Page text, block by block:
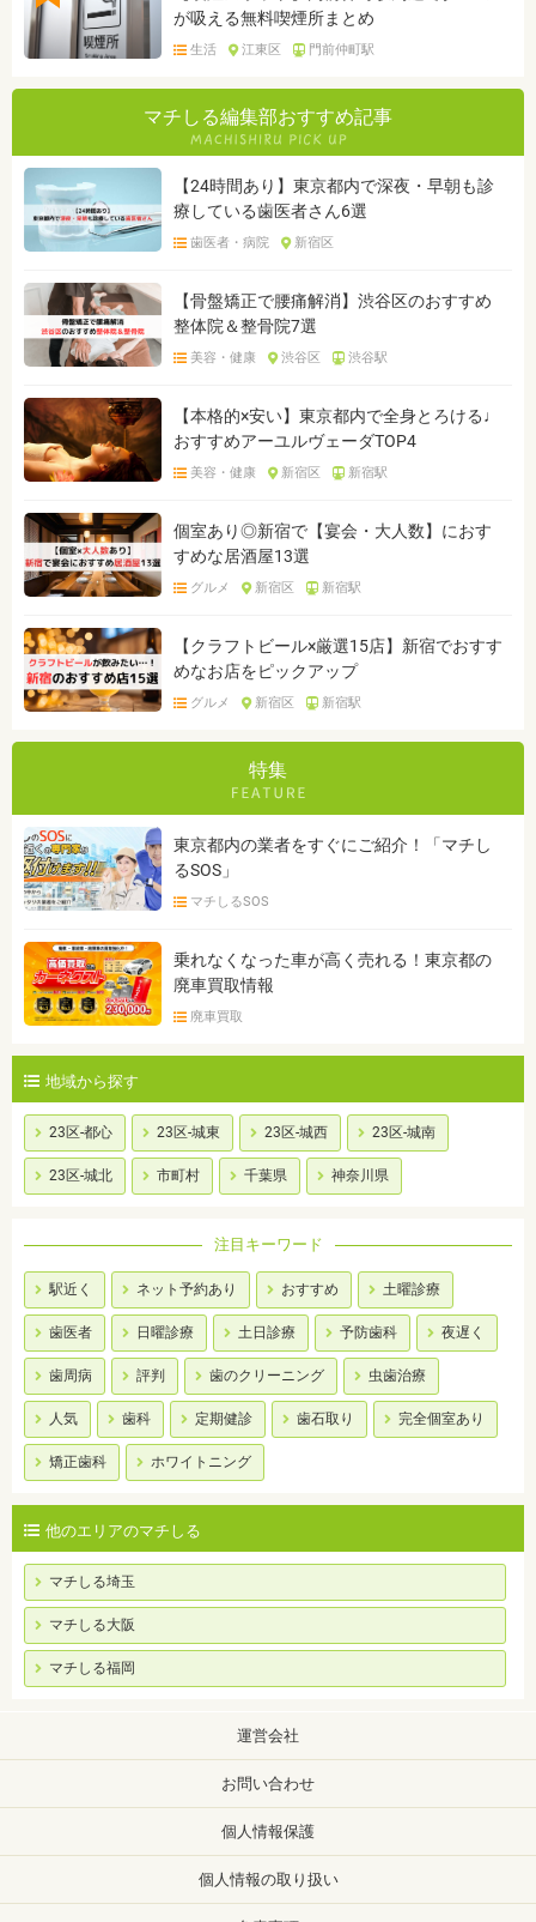
が吸える無料喫煙所まとめ
生活 江東区 門前仲町駅
マチしる編集部おすすめ記事
【24時間あり】東京都内で深夜・早朝も診
療している歯医者さん6選
歯医者・病院 新宿区
【骨盤矯正で腰痛解消】渋谷区のおすすめ
整体院＆整骨院7選
美容・健康 渋谷区 渋谷駅
【本格的×安い】東京都内で全身とろける♩
おすすめアーユルヴェーダTOP4
美容・健康 新宿区 新宿駅
個室あり◎新宿で【宴会・大人数】におす
すめな居酒屋13選
グルメ 新宿区 新宿駅
【クラフトビール×厳選15店】新宿でおすす
めなお店をピックアップ
グルメ 新宿区 新宿駅
特集
東京都内の業者をすぐにご紹介！「マチし
るSOS」
マチしるSOS
乗れなくなった車が高く売れる！東京都の
廃車買取情報
廃車買取
地域から探す
23区-都心 23区-城東 23区-城西 23区-城南
23区-城北 市町村 千葉県 神奈川県
注目キーワード
駅近く ネット予約あり おすすめ 土曜診療
歯医者 日曜診療 土日診療 予防歯科 夜遅く
歯周病 評判 歯のクリーニング 虫歯治療
人気 歯科 定期健診 歯石取り 完全個室あり
矯正歯科 ホワイトニング
他のエリアのマチしる
マチしる埼玉
マチしる大阪
マチしる福岡
運営会社
お問い合わせ
個人情報保護
個人情報の取り扱い